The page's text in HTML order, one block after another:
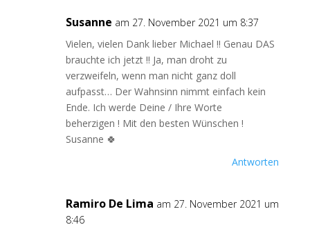
Susanne am 27. November 2021 um 8:37
Vielen, vielen Dank lieber Michael !! Genau DAS
brauchte ich jetzt !! Ja, man droht zu
verzweifeln, wenn man nicht ganz doll
aufpasst… Der Wahnsinn nimmt einfach kein
Ende. Ich werde Deine / Ihre Worte
beherzigen ! Mit den besten Wünschen !
Susanne 🍀
Antworten
Ramiro De Lima am 27. November 2021 um
8:46